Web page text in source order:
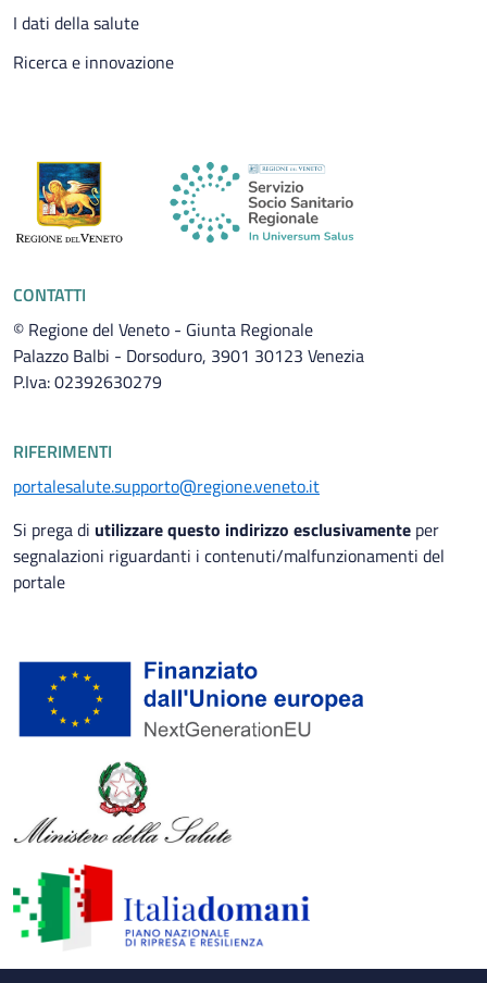
I dati della salute
Ricerca e innovazione
CONTATTI
© Regione del Veneto - Giunta Regionale
Palazzo Balbi - Dorsoduro, 3901 30123 Venezia
P.Iva: 02392630279
RIFERIMENTI
portalesalute.supporto@regione.veneto.it
Si prega di utilizzare questo indirizzo esclusivamente per
segnalazioni riguardanti i contenuti/malfunzionamenti del
portale